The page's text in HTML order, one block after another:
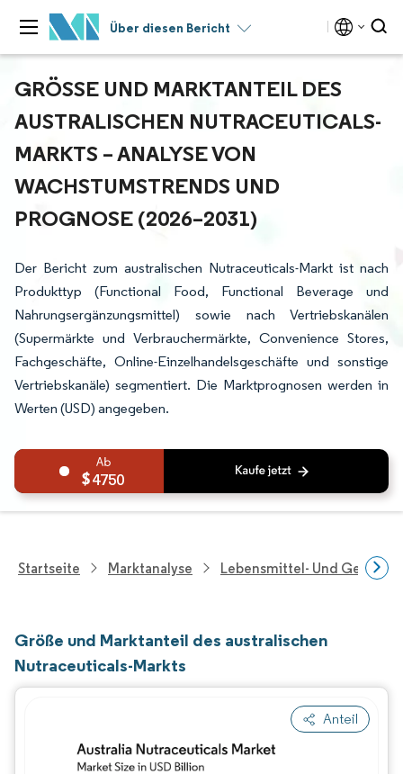
Über diesen Bericht
GRÖSSE UND MARKTANTEIL DES A
USTRALISCHEN NUTRACEUTICALS-M
ARKTS – ANALYSE VON W
ACHSTUMSTRENDS UND P
ROGNOSE (2026–2031)
Der Bericht zum australischen Nutraceuticals-Markt ist nach
Produkttyp (Functional Food, Functional Beverage und
Nahrungsergänzungsmittel) sowie nach Vertriebskanälen
(Supermärkte und Verbrauchermärkte, Convenience Stores,
Fachgeschäfte, Online-Einzelhandelsgeschäfte und sonstige
Vertriebskanäle) segmentiert. Die Marktprognosen werden in
Werten (USD) angegeben.
4750
Startseite Marktanalyse Lebensmittel- Und
Größe und Marktanteil des australischen
Nutraceuticals-Markts
Anteil